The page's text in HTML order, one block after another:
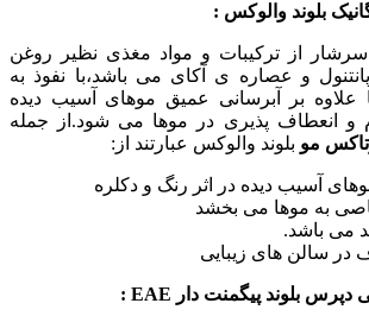
بلوند والوکس :
از ترکیبات و مواد مغذی نظیر روغن
و عصاره ی آکای می باشد،با نفوذ به
علاوه بر آبرسانی عمیق موهای آسیب دیده
و انعطاف پذیری در موها می شود.از جمله
مو بلوند والوکس عبارتند از:
آسیب دیده در اثر رنگ و دکلره
به موها می بخشد
می باشد.
سالن های زیبایی
دپرس بلوند پیگمنت دار EAE
: